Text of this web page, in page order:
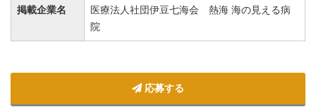
掲載企業名
医療法人社団伊豆七海会 熱海 海の見える病
院
応募する